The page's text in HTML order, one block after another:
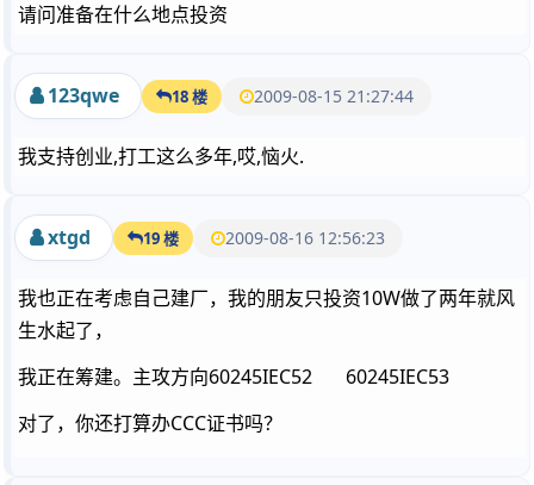
请问准备在什么地点投资
123qwe 18 楼 2009-08-15 21:27:44
我支持创业,打工这么多年,哎,恼火.
xtgd 19 楼 2009-08-16 12:56:23
我也正在考虑自己建厂，我的朋友只投资10W做了两年就风
生水起了，
我正在筹建。主攻方向60245IEC52 60245IEC53
对了，你还打算办CCC证书吗？